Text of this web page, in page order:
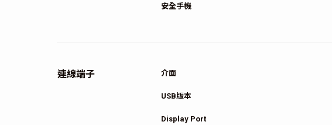
安全手機
連線端子 介面
USB版本
Display Port